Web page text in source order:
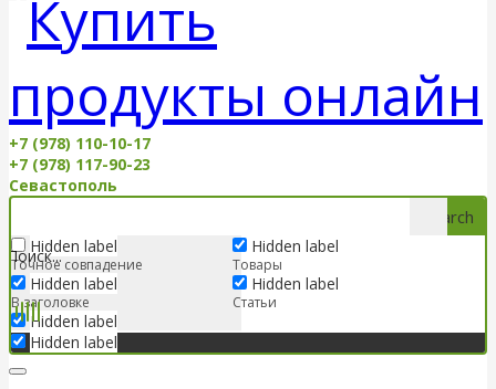
+7 (978) 110-10-17
+7 (978) 117-90-23
Севастополь
Search
Hidden label
Точное совпадение
Hidden label
В заголовке
Hidden label
Hidden label
Hidden label
Товары
Hidden label
Статьи